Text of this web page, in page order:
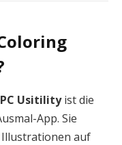
Usitilityist die
App. Sie
Illustrationen auf